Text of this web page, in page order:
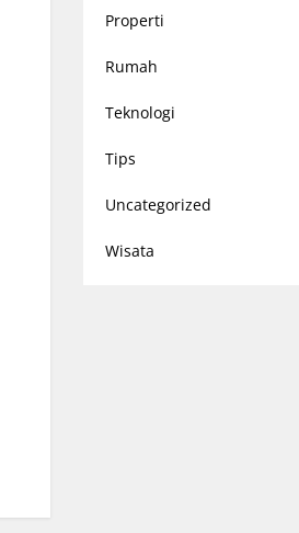
Properti
Rumah
Teknologi
Tips
Uncategorized
Wisata